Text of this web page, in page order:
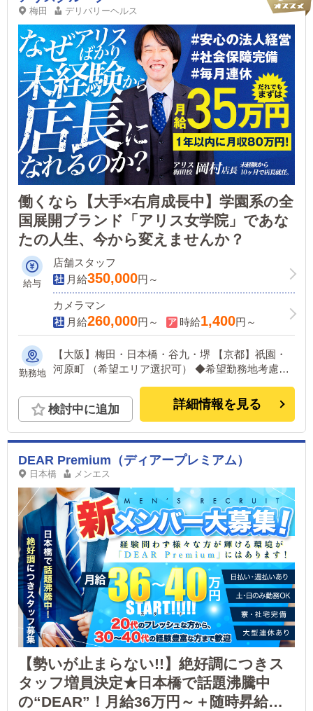
梅田 デリバリーヘルス
働くなら【大手×右肩成長中】学園系の全
国展開ブランド「アリス女学院」であな
たの人生、今から変えませんか？
給与
店舗スタッフ
月給350,000円～
カメラマン
月給260,000円～ 時給1,400円～
勤務地
【大阪】梅田・日本橋・谷九・堺 【京都】祇園・
河原町 （希望エリア選択可） ◆希望勤務地考慮し
方の場合別途手当もあります！
検討中に追加 詳細情報を見る
DEAR Premium（ディアープレミアム）
日本橋 メンエス
【勢いが止まらない!!】絶好調につきス
タッフ増員決定★日本橋で話題沸騰中
の“DEAR”！月給36万円～＋随時昇給＆